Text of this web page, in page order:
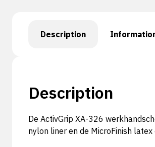
Description
Description
De ActivGrip XA-326
nylon liner en de MicroFinish